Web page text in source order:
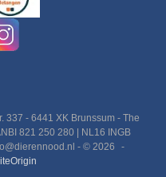
337 - 6441 XK Brunssum - The
821 250 280 | NL16 INGB
- © 2026